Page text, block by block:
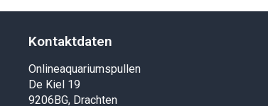
Kontaktdaten
Onlineaquariumspullen
De Kiel 19
9206BG, Drachten